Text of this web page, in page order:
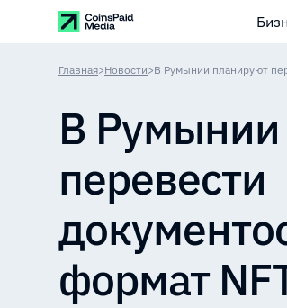
Главная>Новости>В Румынии планируют
В
перевести
формат